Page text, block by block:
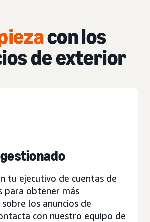
con los
de exterior
tu ejecutivo de cuentas de
para obtener más
los anuncios de
con nuestro equipo de